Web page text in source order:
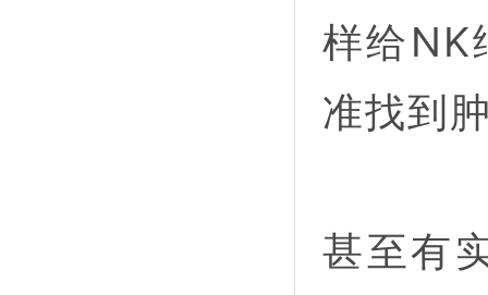
样给NK
准找到
甚至有